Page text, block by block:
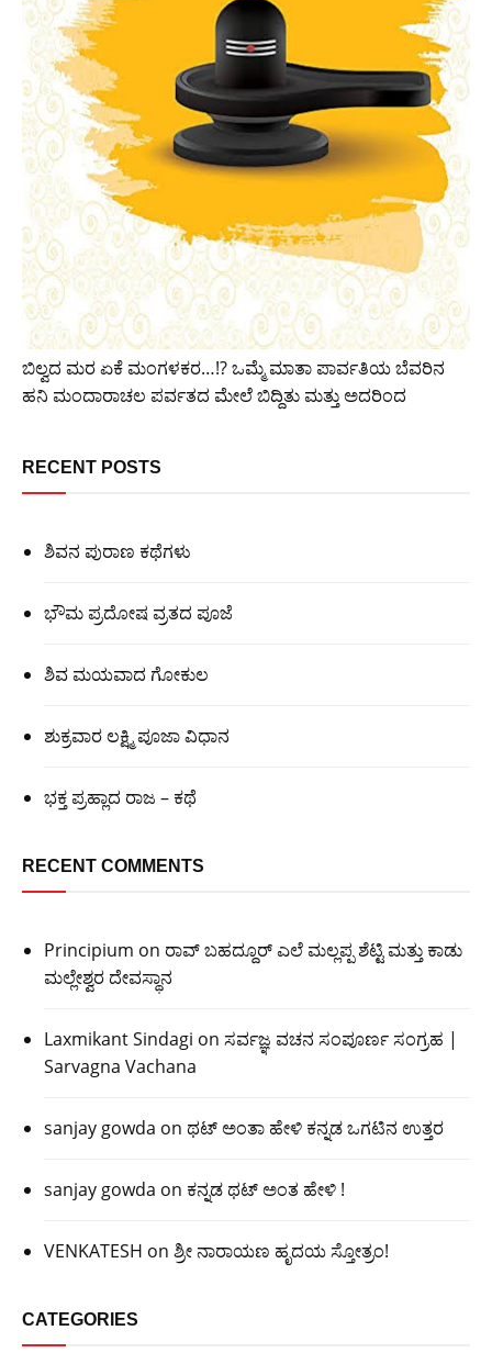
ಬಿಲ್ವದ ಮರ ಏಕೆ ಮಂಗಳಕರ…!? ಒಮ್ಮೆ ಮಾತಾ ಪಾರ್ವತಿಯ ಬೆವರಿನ
ಹನಿ ಮಂದಾರಾಚಲ ಪರ್ವತದ ಮೇಲೆ ಬಿದ್ದಿತು ಮತ್ತು ಅದರಿಂದ
RECENT POSTS
ಶಿವನ ಪುರಾಣ ಕಥೆಗಳು
ಭೌಮ ಪ್ರದೋಷ ವ್ರತದ ಪೂಜೆ
ಶಿವ ಮಯವಾದ ಗೋಕುಲ
ಶುಕ್ರವಾರ ಲಕ್ಷ್ಮಿ ಪೂಜಾ ವಿಧಾನ
ಭಕ್ತ ಪ್ರಹ್ಲಾದ ರಾಜ – ಕಥೆ
RECENT COMMENTS
Principium on ರಾವ್ ಬಹದ್ದೂರ್ ಎಲೆ ಮಲ್ಲಪ್ಪ ಶೆಟ್ಟಿ ಮತ್ತು ಕಾಡು
ಮಲ್ಲೇಶ್ವರ ದೇವಸ್ಥಾನ
Laxmikant Sindagi on ಸರ್ವಜ್ಞ ವಚನ ಸಂಪೂರ್ಣ ಸಂಗ್ರಹ |
Sarvagna Vachana
sanjay gowda on ಥಟ್ ಅಂತಾ ಹೇಳಿ ಕನ್ನಡ ಒಗಟಿನ ಉತ್ತರ
sanjay gowda on ಕನ್ನಡ ಥಟ್ ಅಂತ ಹೇಳಿ !
VENKATESH on ಶ್ರೀ ನಾರಾಯಣ ಹೃದಯ ಸ್ತೋತ್ರಂ!
CATEGORIES